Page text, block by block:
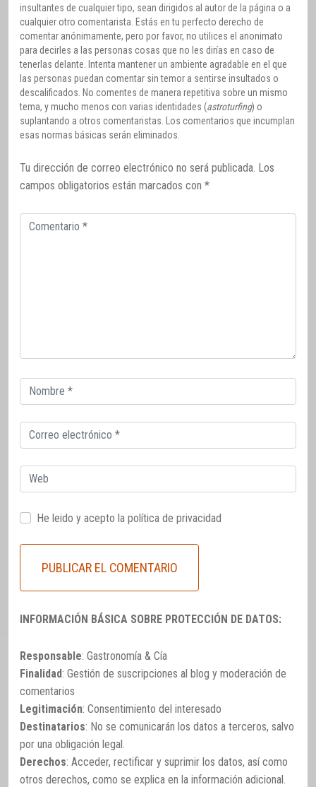
insultantes de cualquier tipo, sean dirigidos al autor de la página o a
cualquier otro comentarista. Estás en tu perfecto derecho de
comentar anónimamente, pero por favor, no utilices el anonimato
para decirles a las personas cosas que no les dirías en caso de
tenerlas delante. Intenta mantener un ambiente agradable en el que
las personas puedan comentar sin temor a sentirse insultados o
descalificados. No comentes de manera repetitiva sobre un mismo
tema, y mucho menos con varias identidades (astroturfing) o
suplantando a otros comentaristas. Los comentarios que incumplan
esas normas básicas serán eliminados.
Tu dirección de correo electrónico no será publicada. Los
campos obligatorios están marcados con *
Comentario
Correo
electrónico
Correo
electrónico
Web
He leido y acepto la política de privacidad
INFORMACIÓN BÁSICA SOBRE PROTECCIÓN DE DATOS:
Responsable: Gastronomía & Cía
Finalidad: Gestión de suscripciones al blog y moderación de
comentarios
Legitimación: Consentimiento del interesado
Destinatarios: No se comunicarán los datos a terceros, salvo
por una obligación legal.
Derechos: Acceder, rectificar y suprimir los datos, así como
otros derechos, como se explica en la información adicional.